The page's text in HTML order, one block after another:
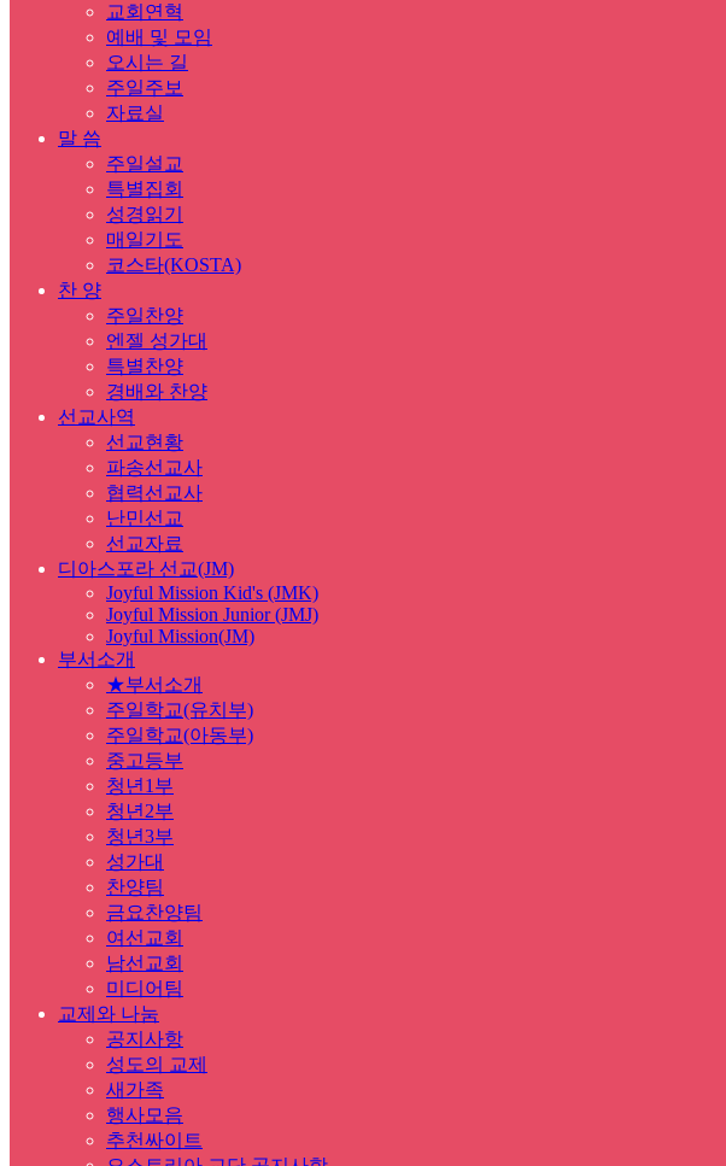
교회연혁
예배 및 모임
오시는 길
주일주보
자료실
말 씀
주일설교
특별집회
성경읽기
매일기도
코스타(KOSTA)
찬 양
주일찬양
엔젤 성가대
특별찬양
경배와 찬양
선교사역
선교현황
파송선교사
협력선교사
난민선교
선교자료
디아스포라 선교(JM)
Joyful Mission Kid's (JMK)
Joyful Mission Junior (JMJ)
Joyful Mission(JM)
부서소개
★부서소개
주일학교(유치부)
주일학교(아동부)
중고등부
청년1부
청년2부
청년3부
성가대
찬양팀
금요찬양팀
여선교회
남선교회
미디어팀
교제와 나눔
공지사항
성도의 교제
새가족
행사모음
추천싸이트